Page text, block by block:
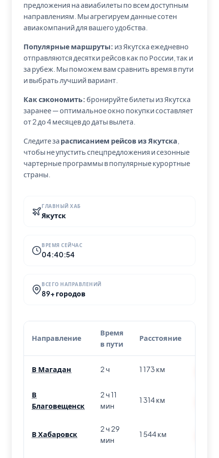
предложения на авиабилеты по всем доступным
направлениям. Мы агрегируем данные сотен
авиакомпаний для вашего удобства.
Популярные маршруты: из Якутска ежедневно
отправляются десятки рейсов как по России, так и
за рубеж. Мы поможем вам сравнить время в пути
и выбрать лучший вариант.
Как сэкономить: бронируйте билеты из Якутска
заранее — оптимальное окно покупки составляет
от 2 до 4 месяцев до даты вылета.
Следите за расписанием рейсов из Якутска
чтобы не упустить спецпредложения и сезонные
чартерные программы в популярные курортные
страны.
ГЛАВНЫЙ ХАБ
Якутск
ВРЕМЯ СЕЙЧАС
04:40:55
ВСЕГО НАПРАВЛЕНИЙ
89+ городов
Направление
Время
в пути
Расстояние
В Магадан 2 ч 1 173 км
В
Благовещенск
2 ч 11
мин
1 314 км
В Хабаровск
2 ч 29
мин
1 544 км